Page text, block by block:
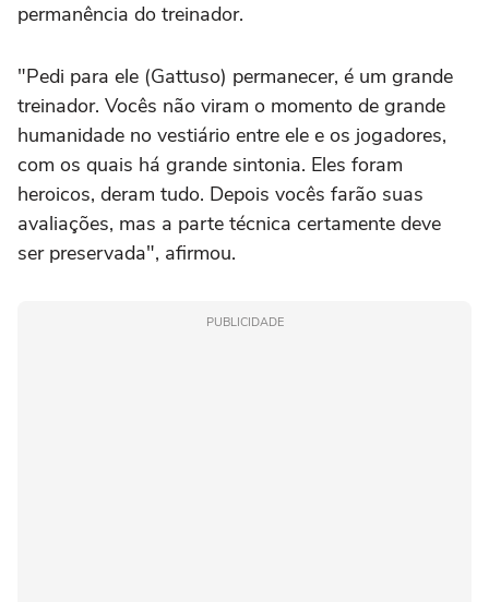
permanência do treinador.
"Pedi para ele (Gattuso) permanecer, é um grande
treinador. Vocês não viram o momento de grande
humanidade no vestiário entre ele e os jogadores,
com os quais há grande sintonia. Eles foram
heroicos, deram tudo. Depois vocês farão suas
avaliações, mas a parte técnica certamente deve
ser preservada", afirmou.
PUBLICIDADE